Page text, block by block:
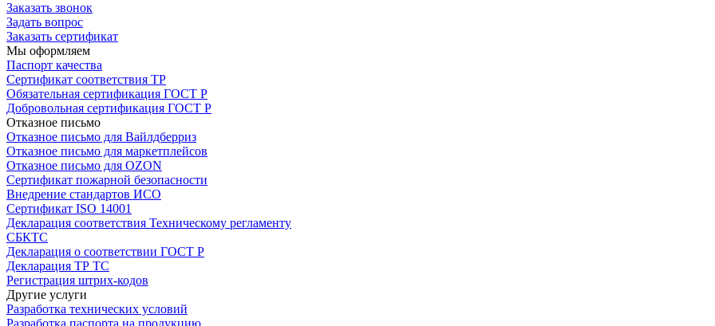
Заказать звонок
Задать вопрос
Заказать сертификат
Мы оформляем
Паспорт качества
Сертификат соответствия ТР
Обязательная сертификация ГОСТ Р
Добровольная сертификация ГОСТ Р
Отказное письмо
Отказное письмо для Вайлдберриз
Отказное письмо для маркетплейсов
Отказное письмо для OZON
Сертификат пожарной безопасности
Внедрение стандартов ИСО
Сертификат ISO 14001
Декларация соответствия Техническому регламенту
СБКТС
Декларация о соответствии ГОСТ Р
Декларация ТР ТС
Регистрация штрих-кодов
Другие услуги
Разработка технических условий
Разработка паспорта на продукцию